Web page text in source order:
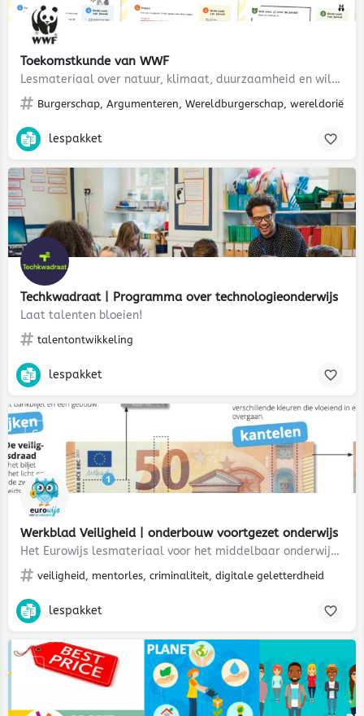
Toekomstkunde van WWF
Lesmateriaal over natuur, klimaat, duurzaamheid en wilde dieren
Burgerschap, Argumenteren, Wereldburgerschap,
lespakket
Techkwadraat | Programma over technologieonderwijs
Laat talenten bloeien!
talentontwikkeling
lespakket
Werkblad Veiligheid | onderbouw voortgezet onderwijs
Het Eurowijs lesmateriaal voor het middelbaar onderwijs bestaat uit een werkblad voor de leerlingen, een…
veiligheid, mentorles, criminaliteit, digitale geletterdheid
Gratis
lespakket
€